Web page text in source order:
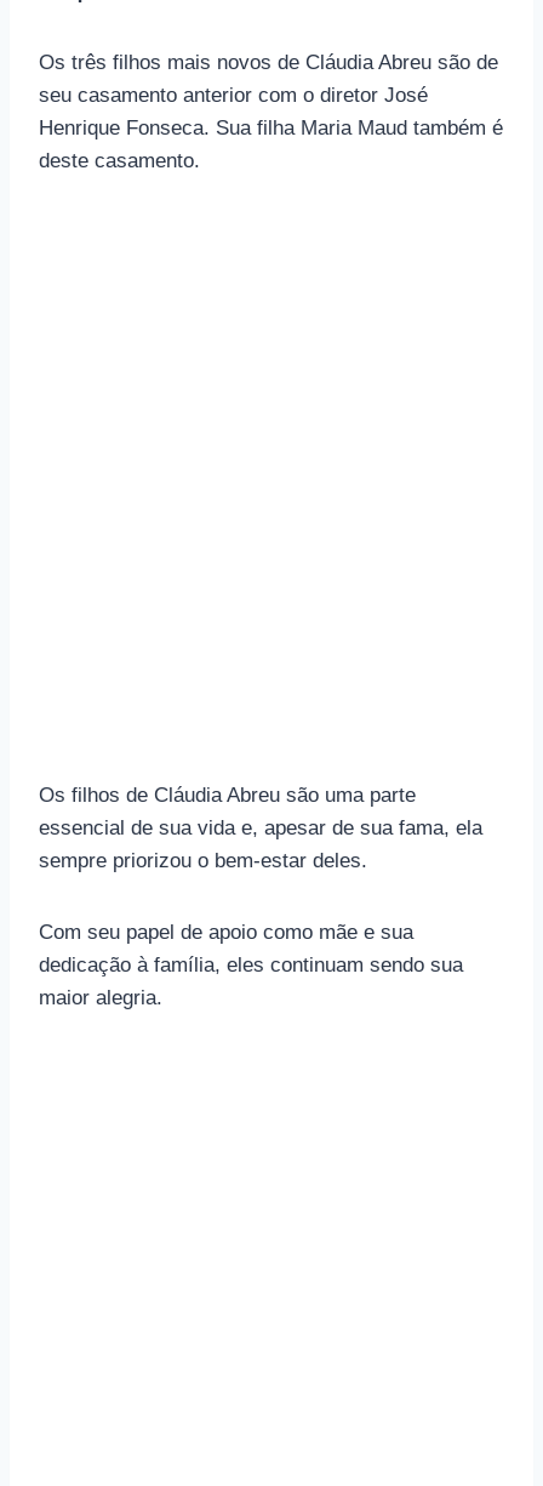
Os três filhos mais novos de Cláudia Abreu são de
seu casamento anterior com o diretor José
Henrique Fonseca. Sua filha Maria Maud também é
deste casamento.
Os filhos de Cláudia Abreu são uma parte
essencial de sua vida e, apesar de sua fama, ela
sempre priorizou o bem-estar deles.
Com seu papel de apoio como mãe e sua
dedicação à família, eles continuam sendo sua
maior alegria.